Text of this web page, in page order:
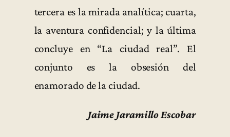
tercera es la mirada analítica; cuarta,
la aventura confidencial; y la última
concluye en “La ciudad real”. El
conjunto es la obsesión del
enamorado de la ciudad.
Jaime Jaramillo Escobar